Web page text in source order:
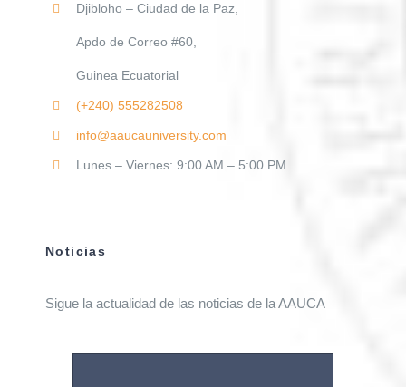
Djibloho – Ciudad de la Paz,
Apdo de Correo #60,
Guinea Ecuatorial
(+240) 555282508
info@aaucauniversity.com
Lunes – Viernes: 9:00 AM – 5:00 PM
Noticias
Sigue la actualidad de las noticias de la AAUCA